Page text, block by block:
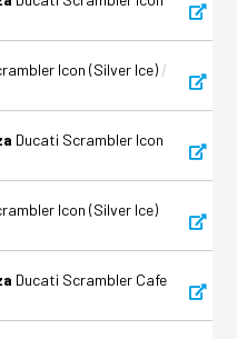
Icon (Silver Ice) |
Ducati Scrambler Icon
Icon (Silver Ice)
Ducati Scrambler Cafe